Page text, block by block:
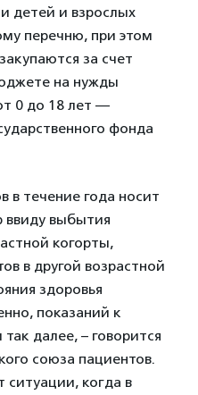
детей и взрослых
перечню, при этом
за счет
на нужды
0 до 18 лет —
фонда
в течение года носит
ввиду выбытия
когорты,
в другой возрастной
здоровья
показаний к
далее, – говорится
союза пациентов.
ситуации, когда в